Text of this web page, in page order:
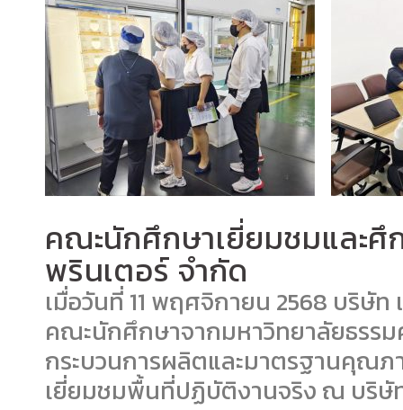
คณะนักศึกษาเยี่ยมชมและ
พรินเตอร์ จำกัด
เมื่อวันที่ 11 พฤศจิกายน 2568 บริษั
คณะนักศึกษาจากมหาวิทยาลัยธรร
กระบวนการผลิตและมาตรฐานคุณภ
เยี่ยมชมพื้นที่ปฏิบัติงานจริง ณ บริษั